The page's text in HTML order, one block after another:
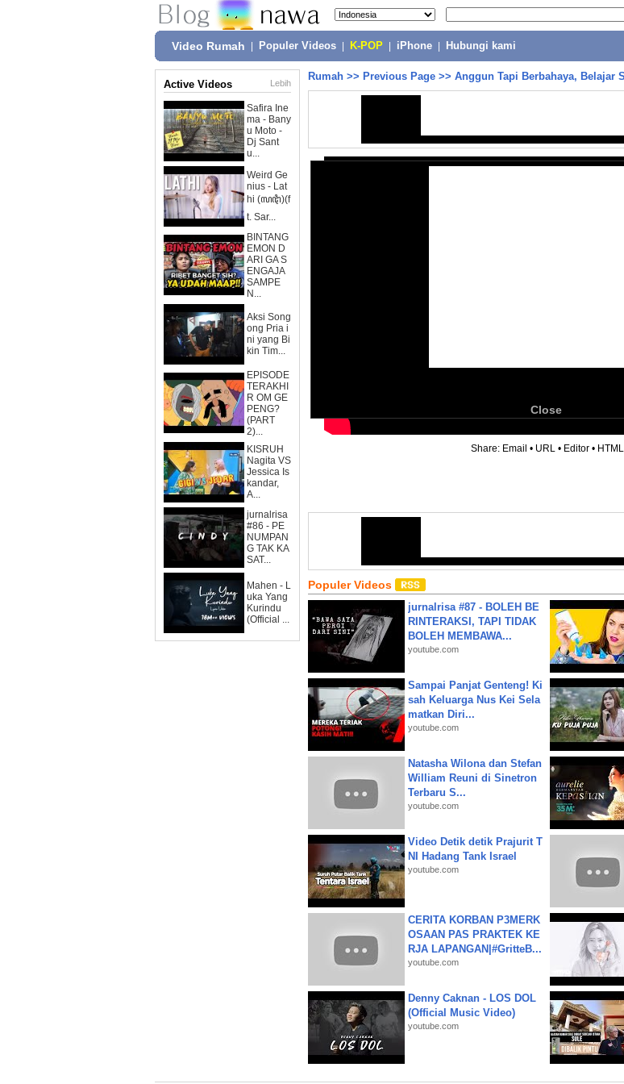
Video Rumah Populer Videos K-POP iPhone Hubungi kami
Active Videos Lebih
Safira Ine
ma - Bany
u Moto -
Dj Sant
u...
Weird Ge
nius - Lat
hi (ꦭꦛꦶ)(f
t. Sar...
BINTANG
EMON D
ARI GA S
ENGAJA
SAMPE
N...
Aksi Song
ong Pria i
ni yang Bi
kin Tim...
EPISODE
TERAKHI
R OM GE
PENG?
(PART
2)...
KISRUH
Nagita VS
Jessica Is
kandar,
A...
jurnalrisa
#86 - PE
NUMPAN
G TAK KA
SAT...
Mahen - L
uka Yang
Kurindu
(Official ...
Rumah >> Previous Page >> Anggun Tapi Berbahaya, Belajar
Close
Share: Email • URL • Editor • HTML
Populer Videos
jurnalrisa #87 - BOLEH BE
RINTERAKSI, TAPI TIDAK
BOLEH MEMBAWA...
youtube.com
Sampai Panjat Genteng! Ki
sah Keluarga Nus Kei Sela
matkan Diri...
youtube.com
Natasha Wilona dan Stefan
William Reuni di Sinetron
Terbaru S...
youtube.com
Video Detik detik Prajurit T
NI Hadang Tank Israel
youtube.com
CERITA KORBAN P3MERK
OSAAN PAS PRAKTEK KE
RJA LAPANGAN|#GritteB...
youtube.com
Denny Caknan - LOS DOL
(Official Music Video)
youtube.com